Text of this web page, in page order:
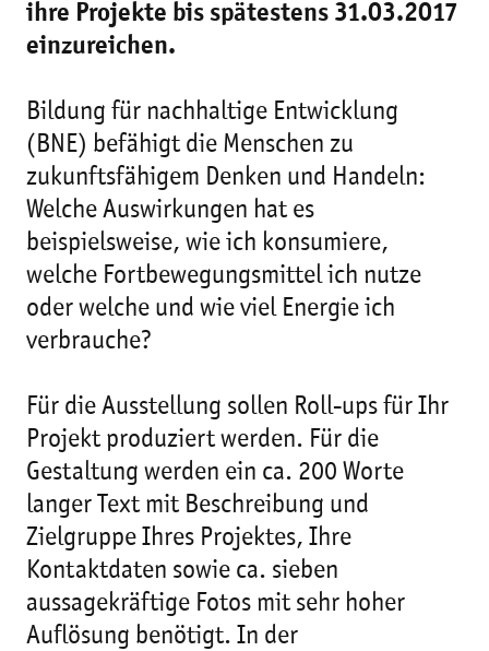
ihre Projekte bis spätestens 31.03.2017
einzureichen.
Bildung für nachhaltige Entwicklung
(BNE) befähigt die Menschen zu
zukunftsfähigem Denken und Handeln:
Welche Auswirkungen hat es
beispielsweise, wie ich konsumiere,
welche Fortbewegungsmittel ich nutze
oder welche und wie viel Energie ich
verbrauche?
Für die Ausstellung sollen Roll-ups für Ihr
Projekt produziert werden. Für die
Gestaltung werden ein ca. 200 Worte
langer Text mit Beschreibung und
Zielgruppe Ihres Projektes, Ihre
Kontaktdaten sowie ca. sieben
aussagekräftige Fotos mit sehr hoher
Auflösung benötigt. In der